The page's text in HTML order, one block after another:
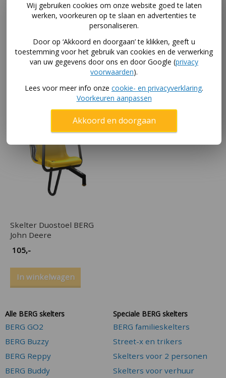
BERG skelter rolbeugel
Farm (zwart) voor grote
99 ,-
Berg tandem trailer XL
skelter aanhanger
305,-
Niet op voorraad
Skelter Duostoel BERG
John Deere
105,-
In winkelwagen
Alle BERG skelters
BERG GO2
BERG Buzzy
BERG Reppy
BERG Buddy
Speciale BERG skelters
BERG familieskelters
Street-x en trikers
Skelters voor 2 personen
Skelters voor verhuur
Wij gebruiken cookies om onze website goed te laten
werken, voorkeuren op te slaan en advertenties te
personaliseren.
Door op ‘Akkoord en doorgaan’ te klikken, geeft u
toestemming voor het gebruik van cookies en de verwerking
van uw gegevens door ons en door Google (privacy
voorwaarden).
Lees voor meer info onze cookie- en privacyverklaring.
Voorkeuren aanpassen
Akkoord en doorgaan